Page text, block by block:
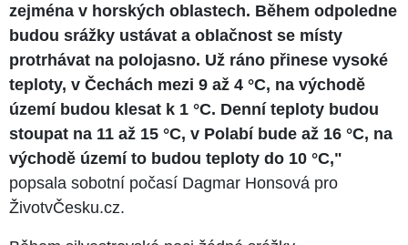
zejména v horských oblastech. Během odpoledne
budou srážky ustávat a oblačnost se místy
protrhávat na polojasno. Už ráno přinese vysoké
teploty, v Čechách mezi 9 až 4 °C, na východě
území budou klesat k 1 °C. Denní teploty budou
stoupat na 11 až 15 °C, v Polabí bude až 16 °C, na
východě území to budou teploty do 10 °C,"
popsala sobotní počasí Dagmar Honsová pro
ŽivotvČesku.cz.